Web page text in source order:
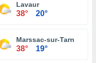
Lavaur
38° 20°
Marssac-sur-Tarn
38° 19°